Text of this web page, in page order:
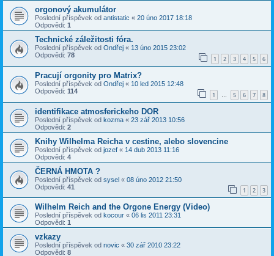
orgonový akumulátor
Poslední příspěvek od antistatic « 20 úno 2017 18:18
Odpovědi: 1
Technické záležitosti fóra.
Poslední příspěvek od Ondřej « 13 úno 2015 23:02
Odpovědi: 78 1 2 3 4 5 6
Pracují orgonity pro Matrix?
Poslední příspěvek od Ondřej « 10 led 2015 12:48
Odpovědi: 114 1 … 5 6 7 8
identifikace atmosferickeho DOR
Poslední příspěvek od kozma « 23 zář 2013 10:56
Odpovědi: 2
Knihy Wilhelma Reicha v cestine, alebo slovencine
Poslední příspěvek od jozef « 14 dub 2013 11:16
Odpovědi: 4
ČERNÁ HMOTA ?
Poslední příspěvek od sysel « 08 úno 2012 21:50
Odpovědi: 41 1 2 3
Wilhelm Reich and the Orgone Energy (Video)
Poslední příspěvek od kocour « 06 lis 2011 23:31
Odpovědi: 1
vzkazy
Poslední příspěvek od novic « 30 zář 2010 23:22
Odpovědi: 8